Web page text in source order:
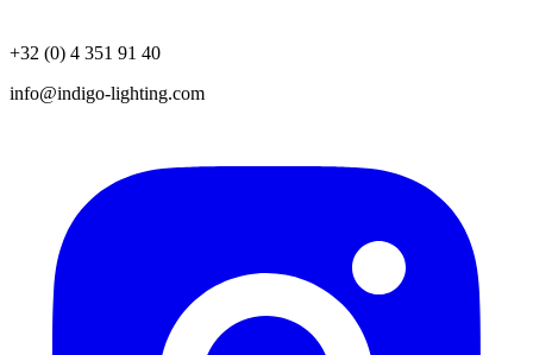
+32 (0) 4 351 91 40
info@indigo-lighting.com